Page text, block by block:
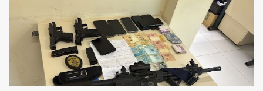
Contamos com a compreensão de toda população, pois se trata de
uma situação climática que foge ao controle da administração
pública.